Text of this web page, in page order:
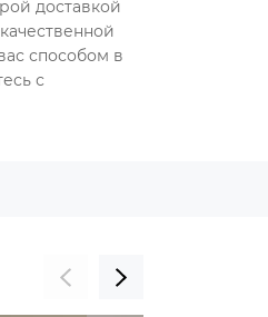
доставкой
способом в
с